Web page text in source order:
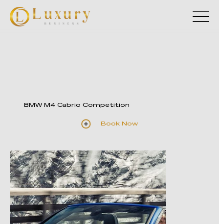
BMW M4 Cabrio Competition
Book Now